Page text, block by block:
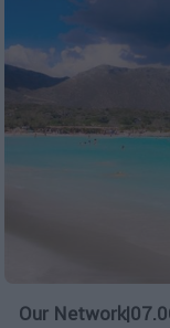
Our Network|